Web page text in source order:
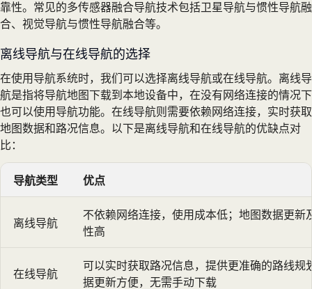
靠性。常见的多传感器融合导航技术包括卫星导航与惯性导航融
合、视觉导航与惯性导航融合等。
离线导航与在线导航的选择
在使用导航系统时，我们可以选择离线导航或在线导航。离线导
航是指将导航地图下载到本地设备中，在没有网络连接的情况下
也可以使用导航功能。在线导航则需要依赖网络连接，实时获取
地图数据和路况信息。以下是离线导航和在线导航的优缺点对
比：
导航类型 优点
离线导航
不依赖网络连接，使用成本低；地图数据更新
性高
在线导航
可以实时获取路况信息，提供更准确的路线规
据更新方便，无需手动下载